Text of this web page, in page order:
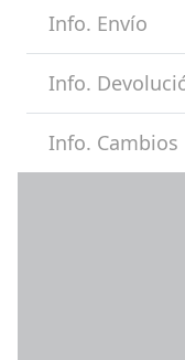
Info. Envío
Info.
Info. Cambios